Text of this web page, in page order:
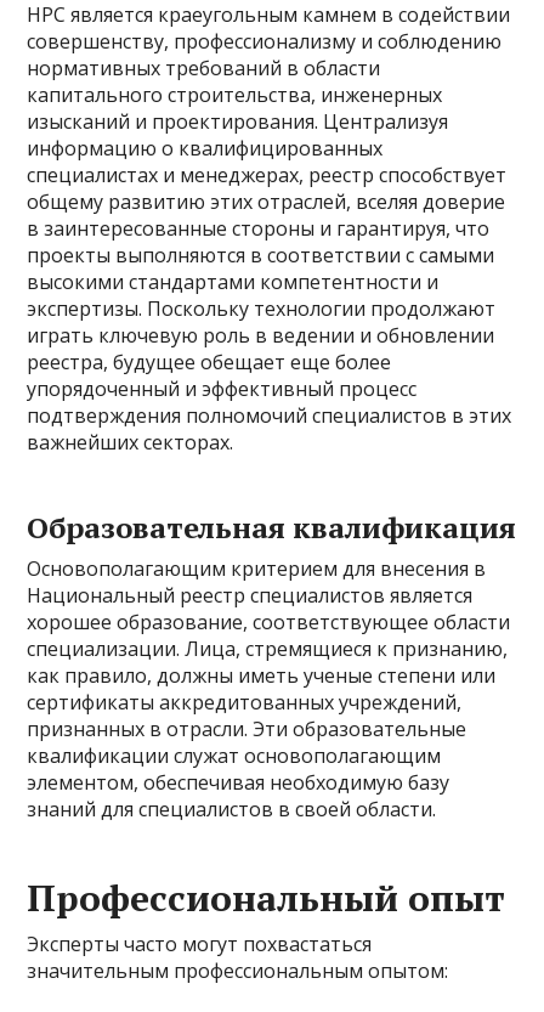
НРС является краеугольным камнем в содействии
совершенству, профессионализму и соблюдению
нормативных требований в области
капитального строительства, инженерных
изысканий и проектирования. Централизуя
информацию о квалифицированных
специалистах и менеджерах, реестр способствует
общему развитию этих отраслей, вселяя доверие
в заинтересованные стороны и гарантируя, что
проекты выполняются в соответствии с самыми
высокими стандартами компетентности и
экспертизы. Поскольку технологии продолжают
играть ключевую роль в ведении и обновлении
реестра, будущее обещает еще более
упорядоченный и эффективный процесс
подтверждения полномочий специалистов в этих
важнейших секторах.
Образовательная квалификация
Основополагающим критерием для внесения в
Национальный реестр специалистов является
хорошее образование, соответствующее области
специализации. Лица, стремящиеся к признанию,
как правило, должны иметь ученые степени или
сертификаты аккредитованных учреждений,
признанных в отрасли. Эти образовательные
квалификации служат основополагающим
элементом, обеспечивая необходимую базу
знаний для специалистов в своей области.
Профессиональный опыт
Эксперты часто могут похвастаться
значительным профессиональным опытом: